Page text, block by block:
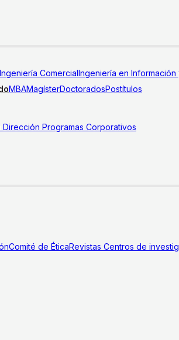
Ingeniería ComercialIngeniería en
MBAMagísterDoctoradosPostítulos
Dirección Programas Corporativos
Comité de ÉticaRevistas Centros de